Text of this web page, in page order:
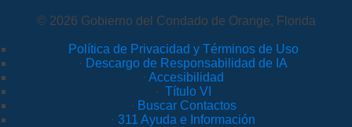
© 2026 Gobierno del Condado de Orange, Florida
Política de Privacidad y Términos de Uso
· Descargo de Responsabilidad de IA
· Accesibilidad
· Título VI
· Buscar Contactos
· 311 Ayuda e Información